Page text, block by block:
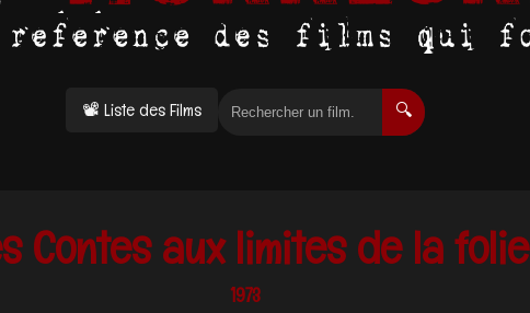
📽 Liste des Films 🔍
Contes aux limites de la folie
1973